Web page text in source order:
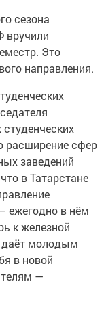
сезона
вручили
Это
направления.
расширение сфер
заведений
в Татарстане
ежегодно в нём
к железной
даёт молодым
в новой
—